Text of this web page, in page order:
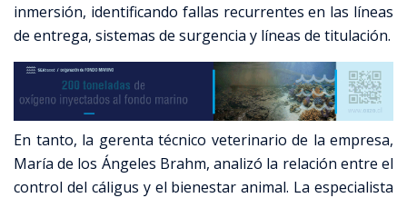
inmersión, identificando fallas recurrentes en las líneas
de entrega, sistemas de surgencia y líneas de titulación.
En tanto, la gerenta técnico veterinario de la empresa,
María de los Ángeles Brahm, analizó la relación entre el
control del cáligus y el bienestar animal. La especialista